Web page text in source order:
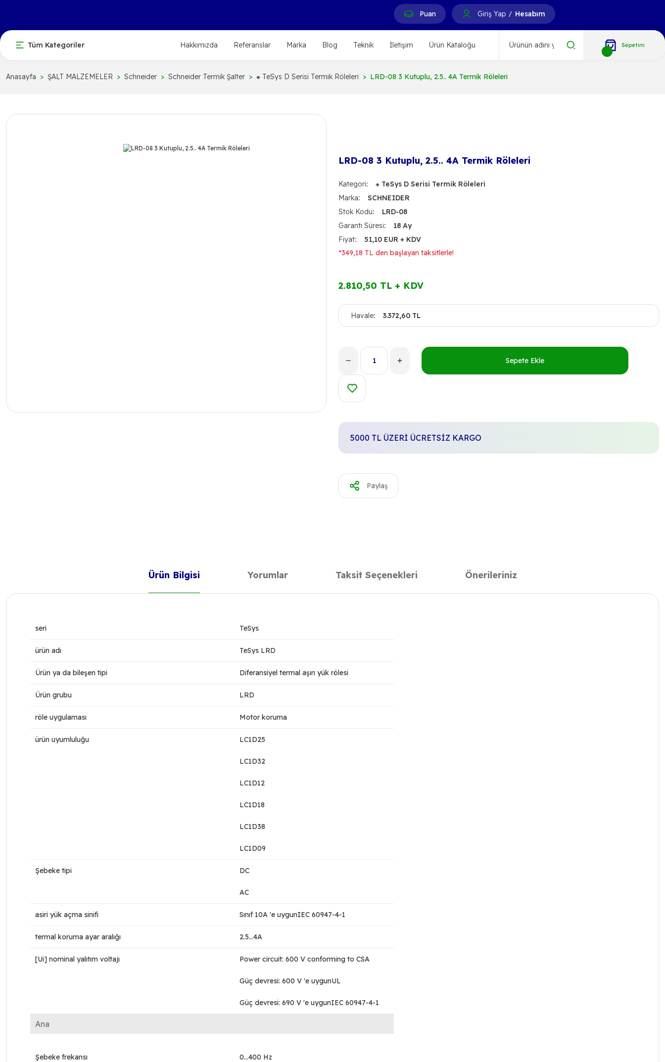
Puan Giriş Yap / Hesabım
Tüm Kategoriler Hakkımızda Referanslar Marka Blog Teknik İletişim Ürün Kataloğu Sepetim
Anasayfa ŞALT MALZEMELER Schneider Schneider Termik Şalter ⁕ TeSys D Serisi Termik Röleleri LRD-08 3 Kutuplu, 2.5.. 4A Termik Röleleri
LRD-08 3 Kutuplu, 2.5.. 4A Termik Röleleri
Kategori
⁕ TeSys D Serisi Termik Röleleri
Marka
SCHNEIDER
Stok Kodu
LRD-08
Garanti Süresi
18 Ay
Fiyat
51,10 EUR + KDV
*349,18 TL den başlayan taksitlerle!
2.810,50 TL + KDV
Havale 3.372,60 TL
Sepete Ekle
5000 TL ÜZERİ ÜCRETSİZ KARGO
Paylaş
Ürün Bilgisi Yorumlar Taksit Seçenekleri Önerileriniz
Ana
seri TeSys
ürün adı TeSys LRD
Ürün ya da bileşen tipi Diferansiyel termal aşırı yük rölesi
Ürün grubu LRD
röle uygulaması Motor koruma
ürün uyumluluğu LC1D25
LC1D32
LC1D12
LC1D18
LC1D38
LC1D09
Şebeke tipi DC
AC
asiri yük açma sinifi Sınıf 10A 'e uygunIEC 60947-4-1
termal koruma ayar aralığı 2.5...4A
[Ui] nominal yalıtım voltajı Power circuit: 600 V conforming to CSA
Güç devresi: 600 V 'e uygunUL
Güç devresi: 690 V 'e uygunIEC 60947-4-1
Şebeke frekansı 0...400 Hz